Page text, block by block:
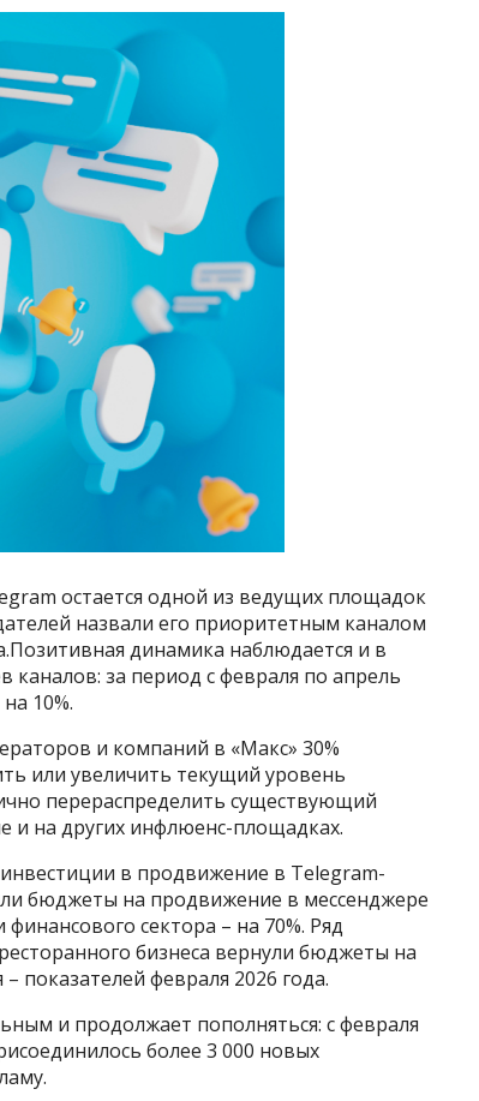
остается одной из ведущих площадок
назвали его приоритетным каналом
динамика наблюдается и в
за период с февраля по апрель
10%.
и компаний в «Макс» 30%
или увеличить текущий уровень
перераспределить существующий
и на других инфлюенс-площадках.
в продвижение в Telegram-
бюджеты на продвижение в мессенджере
сектора – на 70%. Ряд
бизнеса вернули бюджеты на
показателей февраля 2026 года.
и продолжает пополняться: с февраля
более 3 000 новых